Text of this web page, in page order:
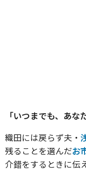
「いつまでも、あな
織田には戻らず夫・
残ることを選んだお
介錯をするときに伝